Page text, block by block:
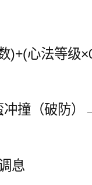
)+(心法等级
撞（破防
息